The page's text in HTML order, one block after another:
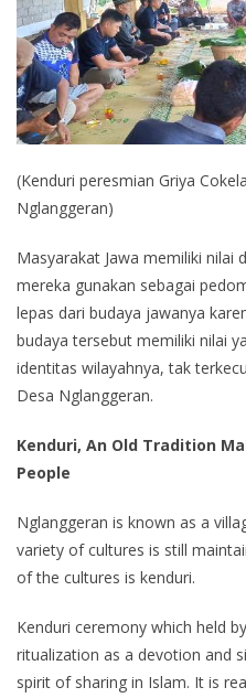
(Kenduri peresmian Griya
Nglanggeran)
Masyarakat Jawa memiliki nilai
mereka gunakan sebagai
lepas dari budaya jawanya
budaya tersebut memiliki nilai
identitas wilayahnya, tak
Desa Nglanggeran.
Kenduri, An Old Tradition
People
Nglanggeran is known as a
variety of cultures is still
of the cultures is kenduri.
Kenduri ceremony which held
ritualization as a devotion and
spirit of sharing in Islam. It is